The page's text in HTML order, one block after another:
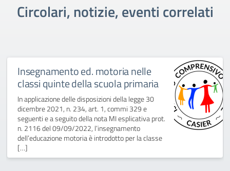
Circolari, notizie, eventi correlati
Insegnamento ed. motoria nelle
classi quinte della scuola primaria
In applicazione delle disposizioni della legge 30
dicembre 2021, n. 234, art. 1, commi 329 e
seguenti e a seguito della nota MI esplicativa prot.
n. 2116 del 09/09/2022, l’insegnamento
dell’educazione motoria è introdotto per la classe
[…]